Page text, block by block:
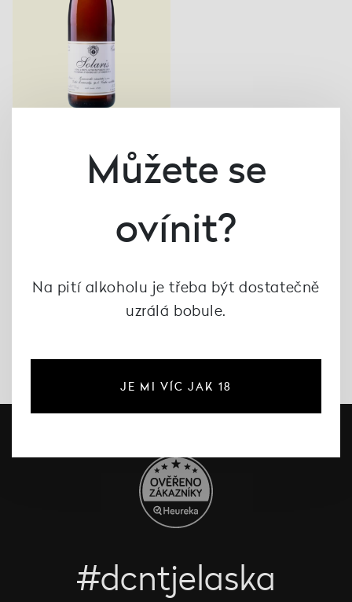
Solaris 2023, Žernosecké
vinařství
#dcntjelaska
Můžete se
ovínit?
Na pití alkoholu je třeba být dostatečně
uzrálá bobule.
JE MI VÍC JAK 18